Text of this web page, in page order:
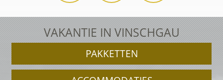
VAKANTIE IN VINSCHGAU
PAKKETTEN